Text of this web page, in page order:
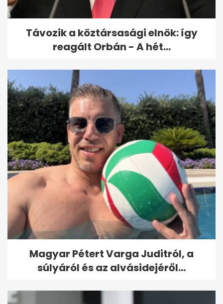
magyarázott a...
Távozik a köztársasági elnök: így
reagált Orbán - A hét...
Magyar Pétert Varga Juditról, a
súlyáról és az alvásidejéről...